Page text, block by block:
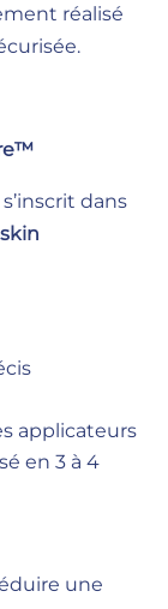
réalisé
dans
applicateurs
en 3 à 4
une